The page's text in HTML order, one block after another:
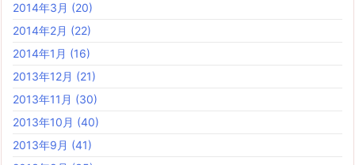
2014年3月 (20)
2014年2月 (22)
2014年1月 (16)
2013年12月 (21)
2013年11月 (30)
2013年10月 (40)
2013年9月 (41)